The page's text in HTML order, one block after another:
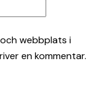
webbplats i
en kommentar.